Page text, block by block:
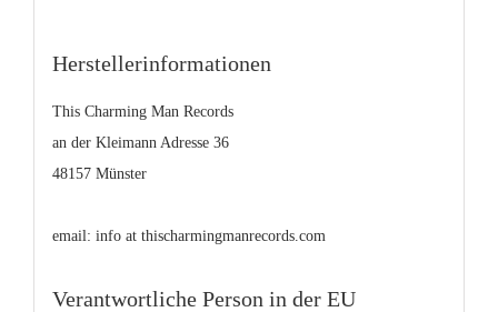
Herstellerinformationen
This Charming Man Records
an der Kleimann Adresse 36
48157 Münster
email: info at thischarmingmanrecords.com
Verantwortliche Person in der EU